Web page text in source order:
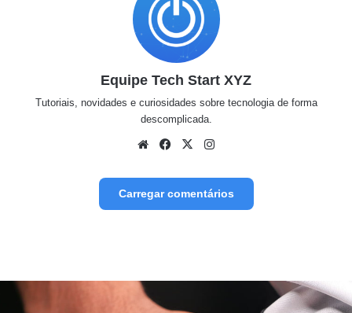
Equipe Tech Start XYZ
Tutoriais, novidades e curiosidades sobre tecnologia de forma
descomplicada.
WebsiteFacebook
X
Carregar comentários